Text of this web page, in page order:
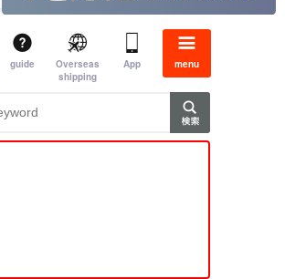
guide
Overseas
shipping
App menu